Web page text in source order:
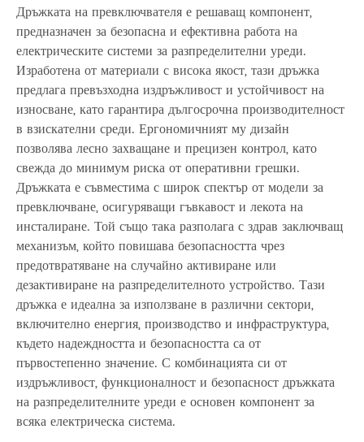
Дръжката на превключвателя е решаващ компонент,
предназначен за безопасна и ефективна работа на
електрическите системи за разпределителни уреди.
Изработена от материали с висока якост, тази дръжка
предлага превъзходна издръжливост и устойчивост на
износване, като гарантира дългосрочна производителност
в взискателни среди. Ергономичният му дизайн
позволява лесно захващане и прецизен контрол, като
свежда до минимум риска от оперативни грешки.
Дръжката е съвместима с широк спектър от модели за
превключване, осигуряващи гъвкавост и лекота на
инсталиране. Той също така разполага с здрав заключващ
механизъм, който повишава безопасността чрез
предотвратяване на случайно активиране или
дезактивиране на разпределителното устройство. Тази
дръжка е идеална за използване в различни сектори,
включително енергия, производство и инфраструктура,
където надеждността и безопасността са от
първостепенно значение. С комбинацията си от
издръжливост, функционалност и безопасност дръжката
на разпределителните уреди е основен компонент за
всяка електрическа система.